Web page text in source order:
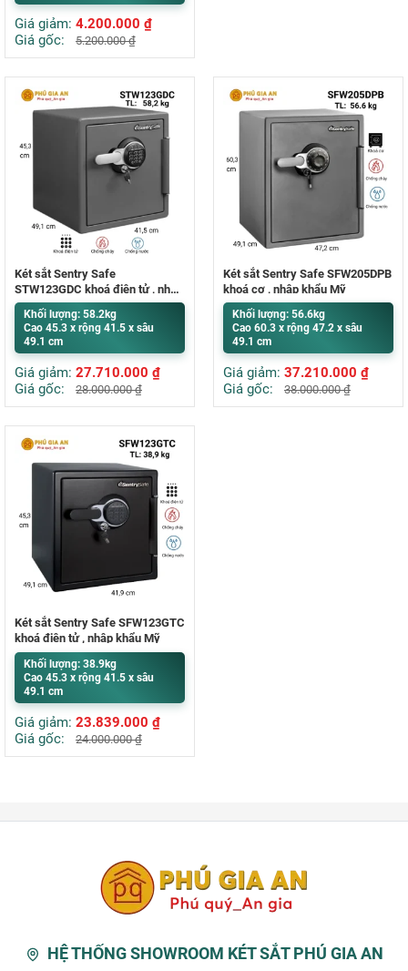
Giá giảm: 4.200.000 ₫
Giá gốc:
5.200.000₫
Két sắt Sentry Safe
STW123GDC khoá điện tử , nhập
khẩu Mỹ
Khối lượng: 58.2kg
Cao 45.3 x rộng 41.5 x sâu
49.1 cm
Giá giảm: 27.710.000 ₫
Giá gốc:
28.000.000₫
Két sắt Sentry Safe SFW205DPB
khoá cơ , nhập khẩu Mỹ
Khối lượng: 56.6kg
Cao 60.3 x rộng 47.2 x sâu
49.1 cm
Giá giảm: 37.210.000 ₫
Giá gốc:
38.000.000₫
Két sắt Sentry Safe SFW123GTC
khoá điện tử , nhập khẩu Mỹ
Khối lượng: 38.9kg
Cao 45.3 x rộng 41.5 x sâu
49.1 cm
Giá giảm: 23.839.000 ₫
Giá gốc:
24.000.000₫
HỆ THỐNG SHOWROOM KÉT SẮT PHÚ GIA AN